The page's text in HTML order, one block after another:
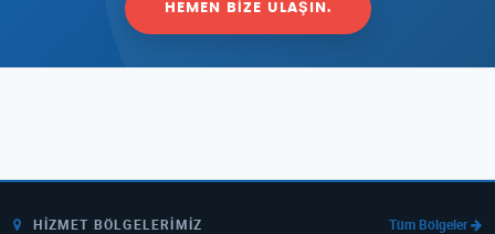
HEMEN BIZE ULAŞIN.
HIZMET BÖLGELERIMIZ
Tüm Bölgeler